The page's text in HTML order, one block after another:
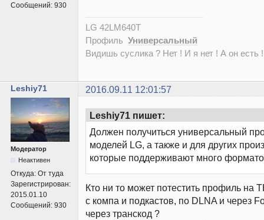
Сообщений: 930
LG 42LM640T
Профиль Универсальный
Видишь суслика ? Нет ! И я нет ! А он есть
Leshiy71 2016.09.11 12:01:57
Модератор
Неактивен
Откуда: От туда
Зарегистрирован:
2015.01.10
Сообщений: 930
Leshiy71 пишет:
Должен получиться универсальный
моделей LG, а также и для других
которые поддерживают много
Кто ни то может потестить профиль на
с компа и подкастов, по DLNA и через
через транскод ?